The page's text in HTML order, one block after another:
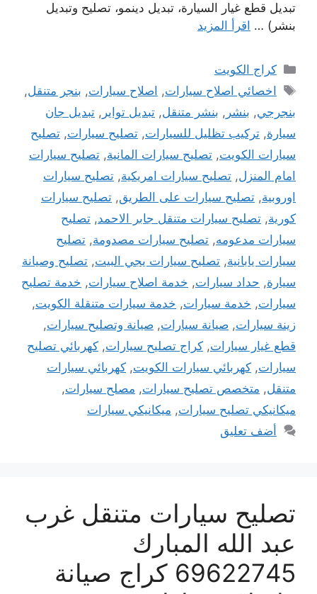
تبديل قطع غيار السيارة، تبديل دينمو، تصليح وتبديل
بنشر) … اقرأ المزيد
التصنيفات
كراج الكويت
الوسوم
اخصائي اصلاح سيارات, اصلاح سيارات, بنجر متنقل,
بنجرجي, بنشر , بنشر متنقل, تبديل تواير , تبديل جان
سيارة, تركيب تظليل للسيارات, تصليح سيارات, تصليح
سيارات الكويت, تصليح سيارات المانية, تصليح سيارات
امام المنزل, تصليح سيارات امريكية, تصليح سيارات
اوروبية, تصليح سيارات على الطريق, تصليح سيارات
كورية, تصليح سيارات متنقل جابر الاحمد, تصليح
سيارات مدعومه, تصليح سيارات مصدومة, تصليح
سيارات يابانية, تصليح سيارات يجي البيت, تصليح وصيانة
سيارة, حداد سيارات, خدمة اصلاح سيارات, خدمة تصليح
سيارات, خدمة سيارات, خدمة سيارات متنقلة الكويت,
زينة سيارات, صيانة سيارات, صيانة وتصليح سيارات,
قطع غيار سيارات, كراج تصليح سيارات, كهربائي تصليح
سيارات, كهربائي سيارات الكويت, كهربائي سيارات
متنقل, متخصص تصليح سيارات, مصلح سيارات,
ميكانيكي تصليح سيارات, ميكانيكي سيارات
أضف تعليق
تصليح سيارات متنقل غرب
عبد الله المبارك
69622745 كراج صيانة